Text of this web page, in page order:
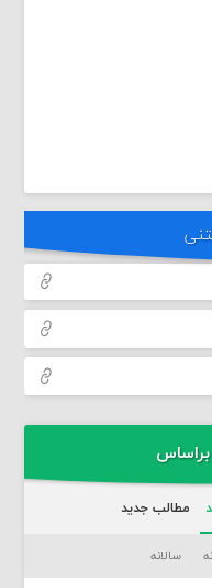
مطالب جدید
سالانه